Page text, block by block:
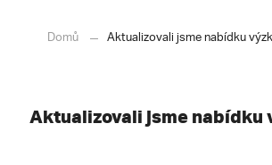
Domů Aktualizovali jsme nabídku
Aktualizovali jsme nabídku